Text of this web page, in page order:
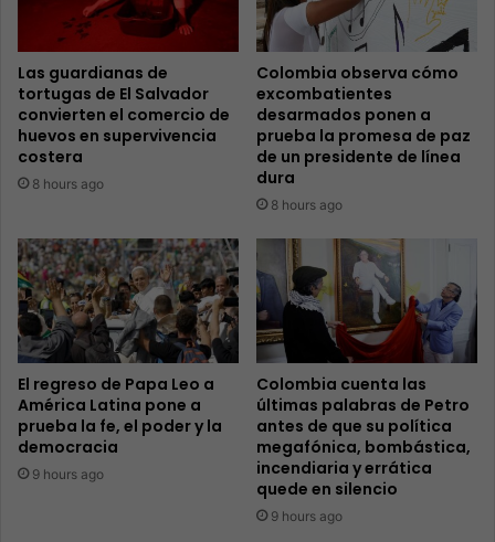
Las guardianas de
tortugas de El Salvador
convierten el comercio de
huevos en supervivencia
costera
8 hours ago
Colombia observa cómo
excombatientes
desarmados ponen a
prueba la promesa de paz
de un presidente de línea
dura
8 hours ago
El regreso de Papa Leo a
América Latina pone a
prueba la fe, el poder y la
democracia
9 hours ago
Colombia cuenta las
últimas palabras de Petro
antes de que su política
megafónica, bombástica,
incendiaria y errática
quede en silencio
9 hours ago